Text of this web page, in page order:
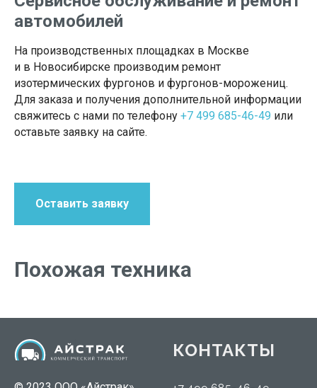
автомобилей
На производственных площадках в Москве
и в Новосибирске производим ремонт
изотермических фургонов и фургонов-морожениц.
Для заказа и получения дополнительной информации
свяжитесь с нами по телефону +7 499 685-46-49 или
оставьте заявку на сайте.
Оставить заявку
Похожая техника
КОНТАКТЫ